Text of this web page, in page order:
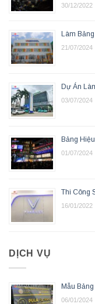
30/12/2022
Làm
21/07/2024
Dự Án
03/07/2024
Bảng
01/07/2024
Thi Công
16/01/2022
DỊCH VỤ
Mẫu
06/01/2024